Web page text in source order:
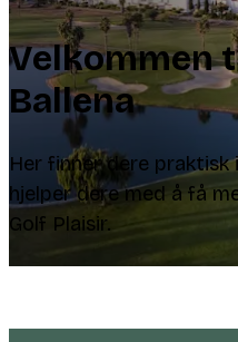
Velkommen
Ballena
Her finner dere
hjelper dere med å få
Golf Plaisir.